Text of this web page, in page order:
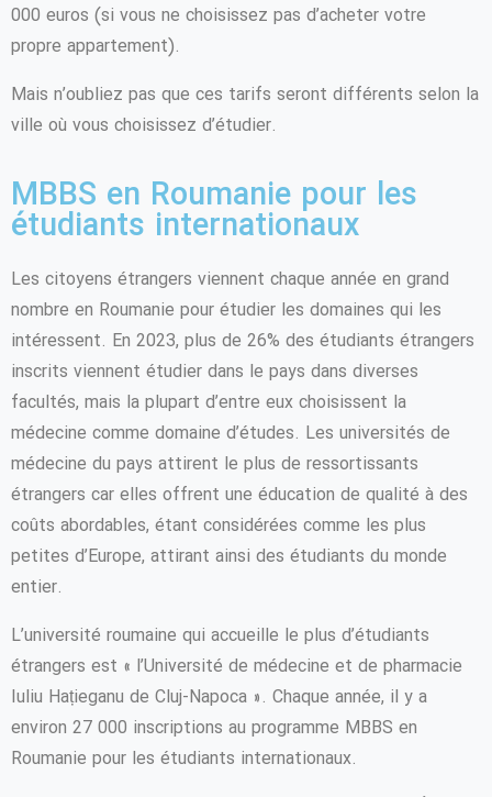
000 euros (si vous ne choisissez pas d’acheter votre
propre appartement).
Mais n’oubliez pas que ces tarifs seront différents selon la
ville où vous choisissez d’étudier.
MBBS en Roumanie pour les
étudiants internationaux
Les citoyens étrangers viennent chaque année en grand
nombre en Roumanie pour étudier les domaines qui les
intéressent. En 2023, plus de 26% des étudiants étrangers
inscrits viennent étudier dans le pays dans diverses
facultés, mais la plupart d’entre eux choisissent la
médecine comme domaine d’études. Les universités de
médecine du pays attirent le plus de ressortissants
étrangers car elles offrent une éducation de qualité à des
coûts abordables, étant considérées comme les plus
petites d’Europe, attirant ainsi des étudiants du monde
entier.
L’université roumaine qui accueille le plus d’étudiants
étrangers est « l’Université de médecine et de pharmacie
Iuliu Hațieganu de Cluj-Napoca ». Chaque année, il y a
environ 27 000 inscriptions au programme MBBS en
Roumanie pour les étudiants internationaux.